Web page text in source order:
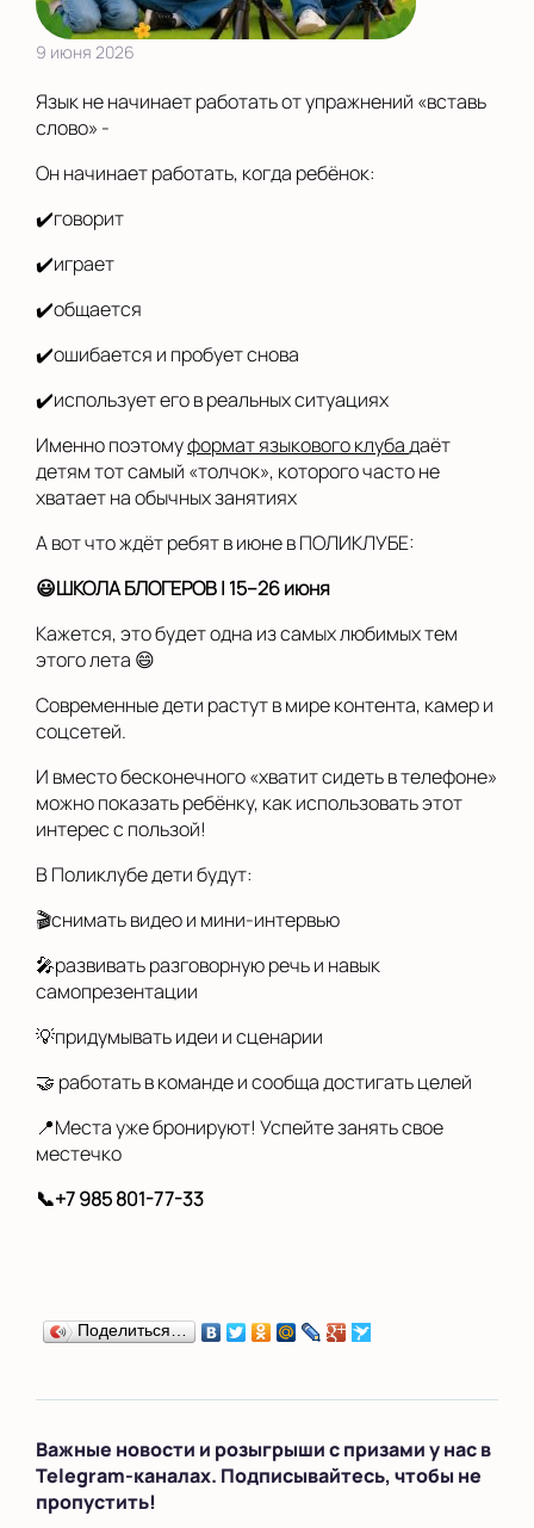
9 июня 2026
Язык не начинает работать от упражнений «вставь
слово» -
Он начинает работать, когда ребёнок:
✔️говорит
✔️играет
✔️общается
✔️ошибается и пробует снова
✔️использует его в реальных ситуациях
Именно поэтомуформат языкового клубадаёт
детям тот самый «толчок», которого часто не
хватает на обычных занятиях
А вот что ждёт ребят в июне в ПОЛИКЛУБЕ:
😃ШКОЛА БЛОГЕРОВ | 15–26 июня
Кажется, это будет одна из самых любимых тем
этого лета 😄
Современные дети растут в мире контента, камер и
соцсетей.
И вместо бесконечного «хватит сидеть в телефоне»
можно показать ребёнку, как использовать этот
интерес с пользой!
В Поликлубе дети будут:
🎬снимать видео и мини-интервью
🎤развивать разговорную речь и навык
самопрезентации
💡придумывать идеи и сценарии
🤝 работать в команде и сообща достигать целей
📍Места уже бронируют! Успейте занять свое
местечко
📞+7 985 801-77-33
Поделиться…
Важные новости и розыгрыши с призами у нас в
Telegram-каналах. Подписывайтесь, чтобы не
пропустить!